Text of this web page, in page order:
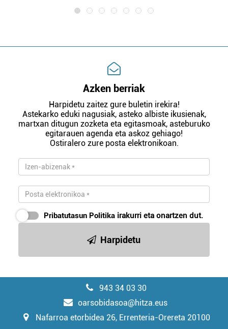
Azken berriak
Harpidetu zaitez gure buletin irekira!
Astekarko eduki nagusiak, asteko albiste ikusienak,
martxan ditugun zozketa eta egitasmoak, asteburuko
egitarauen agenda eta askoz gehiago!
Ostiralero zure posta elektronikoan.
Pribatutasun Politika irakurri eta onartzen dut.
Harpidetu
943 34 03 30
oarsobidasoa@hitza.eus
Nafarroa etorbidea 26, Errenteria-Orereta 20100